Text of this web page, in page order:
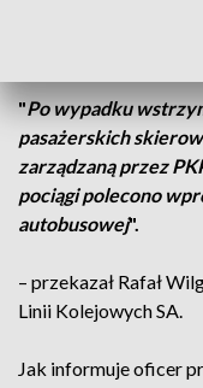
"Po wypadku
pasażerskich
zarządzaną przez
pociągi polecono
autobusowej".
– przekazał Rafał
Linii Kolejowych SA.
Jak informuje oficer